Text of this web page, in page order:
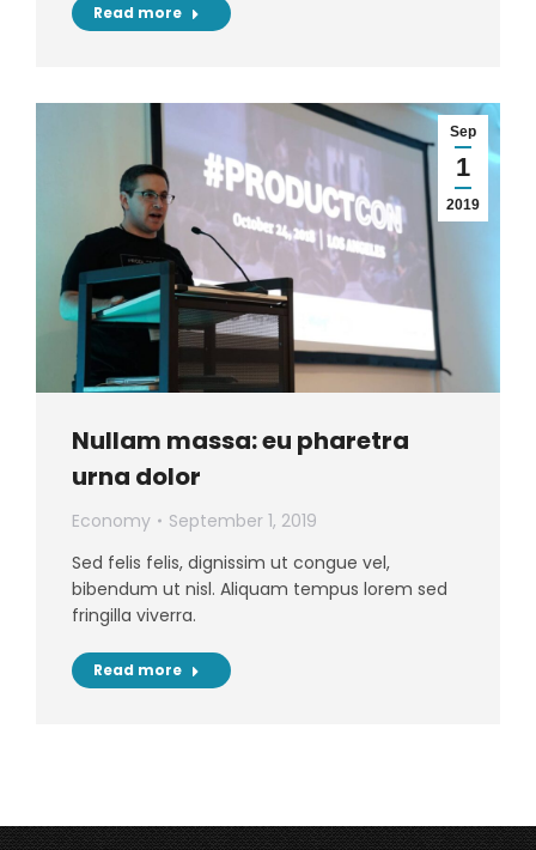
Read more
Sep
1
2019
Nullam massa: eu pharetra
urna dolor
Economy
September 1, 2019
Sed felis felis, dignissim ut congue vel,
bibendum ut nisl. Aliquam tempus lorem sed
fringilla viverra.
Read more